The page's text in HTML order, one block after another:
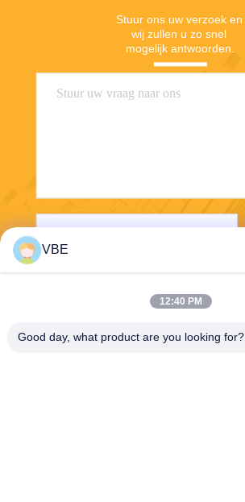
Stuur ons uw verzoek en
wij zullen u zo snel
mogelijk antwoorden.
VBE
12:40 PM
Good day, what product are you looking for?